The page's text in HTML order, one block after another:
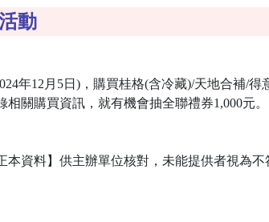
動
年12月5日)，購買桂格(含冷藏)/天地合補/
關購買資訊，就有機會抽全聯禮券1,000元
資料】供主辦單位核對，未能提供者視為不